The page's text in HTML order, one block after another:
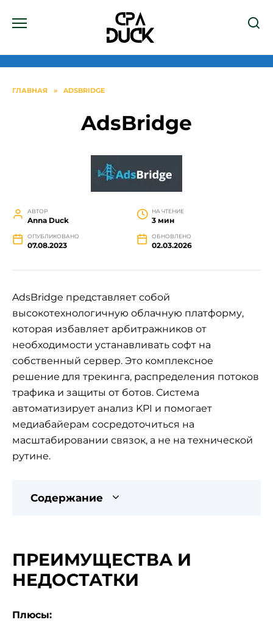
ГЛАВНАЯ » ADSBRIDGE
AdsBridge
АВТОР
Anna Duck
НА ЧТЕНИЕ
3 мин
ОПУБЛИКОВАНО
07.08.2023
ОБНОВЛЕНО
02.03.2026
AdsBridge представляет собой
высокотехнологичную облачную платформу,
которая избавляет арбитражников от
необходимости устанавливать софт на
собственный сервер. Это комплексное
решение для трекинга, распределения потоков
трафика и защиты от ботов. Система
автоматизирует анализ KPI и помогает
медиабайерам сосредоточиться на
масштабировании связок, а не на технической
рутине.
Содержание
ПРЕИМУЩЕСТВА И
НЕДОСТАТКИ
Плюсы: